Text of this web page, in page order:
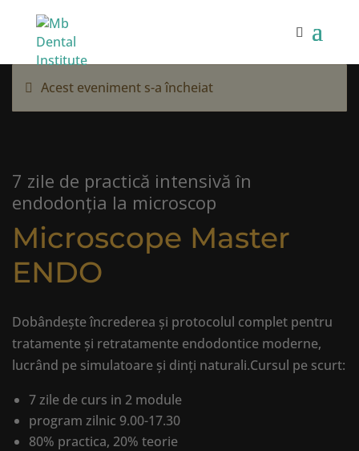
Acest eveniment s-a încheiat
7 zile de practică intensivă în
endodonția la microscop
Microscope Master
ENDO
Dobândește încrederea și protocolul complet pentru
tratamente și retratamente endodontice moderne,
lucrând pe simulatoare și dinți naturali.Cursul pe scurt:
7 zile de curs in 2 module
program zilnic 9.00-17.30
80% practica, 20% teorie